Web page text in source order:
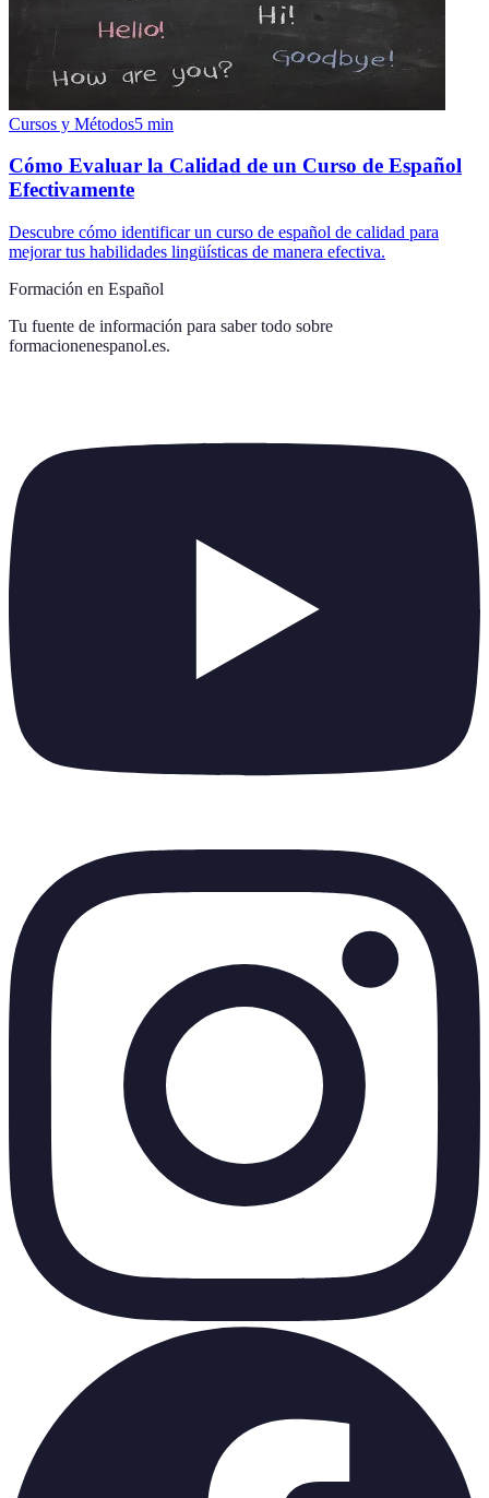
Cursos y Métodos5 min
Cómo Evaluar la Calidad de un Curso de Español
Efectivamente
Descubre cómo identificar un curso de español de calidad para
mejorar tus habilidades lingüísticas de manera efectiva.
Formación en Español
Tu fuente de información para saber todo sobre
formacionenespanol.es.